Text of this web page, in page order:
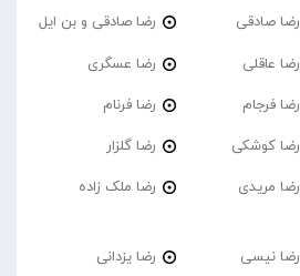
رضا صادقی رضا صادقی و بن ایل
رضا عاقلی رضا عسگری
رضا فرجام رضا فرنام
رضا کوشکی رضا گلزار
رضا مریدی رضا ملک زاده
رضا نیسی رضا یزدانی